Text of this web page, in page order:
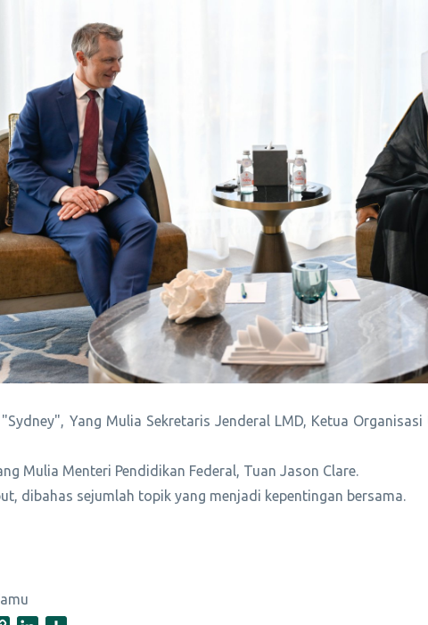
Yang Mulia Sekretaris Jenderal LMD, Ketua
Mulia Menteri Pendidikan Federal, Tuan Jason Clare.
dibahas sejumlah topik yang menjadi kepentingan bersama.